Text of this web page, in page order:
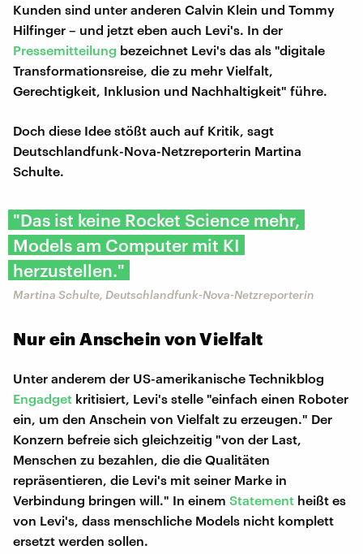
Kunden sind unter anderen Calvin Klein und Tommy
Hilfinger – und jetzt eben auch Levi's. In der
Pressemitteilung bezeichnet Levi's das als "digitale
Transformationsreise, die zu mehr Vielfalt,
Gerechtigkeit, Inklusion und Nachhaltigkeit" führe.
Doch diese Idee stößt auch auf Kritik, sagt
Deutschlandfunk-Nova-Netzreporterin Martina
Schulte.
"Das ist keine Rocket Science mehr,
Models am Computer mit KI
herzustellen."
Martina Schulte, Deutschlandfunk-Nova-Netzreporterin
Nur ein Anschein von Vielfalt
Unter anderem der US-amerikanische Technikblog
Engadget kritisiert, Levi's stelle "einfach einen Roboter
ein, um den Anschein von Vielfalt zu erzeugen." Der
Konzern befreie sich gleichzeitig "von der Last,
Menschen zu bezahlen, die die Qualitäten
repräsentieren, die Levi's mit seiner Marke in
Verbindung bringen will." In einem Statement heißt es
von Levi's, dass menschliche Models nicht komplett
ersetzt werden sollen.